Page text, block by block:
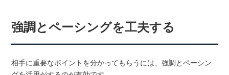
強調とペーシングを工夫する
相手に重要なポイントを分かってもらうには、強調とペーシン